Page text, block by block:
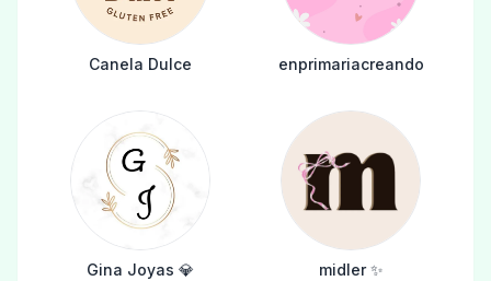
Canela Dulce enprimariacreando
Gina Joyas 💎 midler ✨️